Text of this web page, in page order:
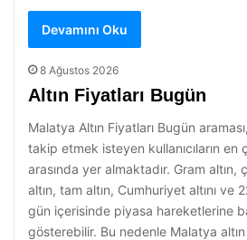
Devamını Oku
8 Ağustos 2026
Altın Fiyatları Bugün
Malatya Altın Fiyatları Bugün
takip etmek isteyen kullanıcıların en
arasında yer almaktadır. Gram altın,
altın, tam altın, Cumhuriyet altını ve
gün içerisinde piyasa hareketlerine
gösterebilir. Bu nedenle Malatya